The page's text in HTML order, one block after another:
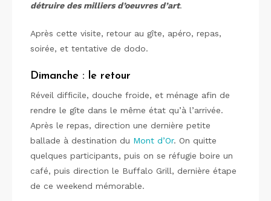
détruire des milliers d’oeuvres d’art.
Après cette visite, retour au gîte, apéro, repas,
soirée, et tentative de dodo.
Dimanche : le retour
Réveil difficile, douche froide, et ménage afin de
rendre le gîte dans le même état qu’à l’arrivée.
Après le repas, direction une dernière petite
ballade à destination du Mont d’Or. On quitte
quelques participants, puis on se réfugie boire un
café, puis direction le Buffalo Grill, dernière étape
de ce weekend mémorable.